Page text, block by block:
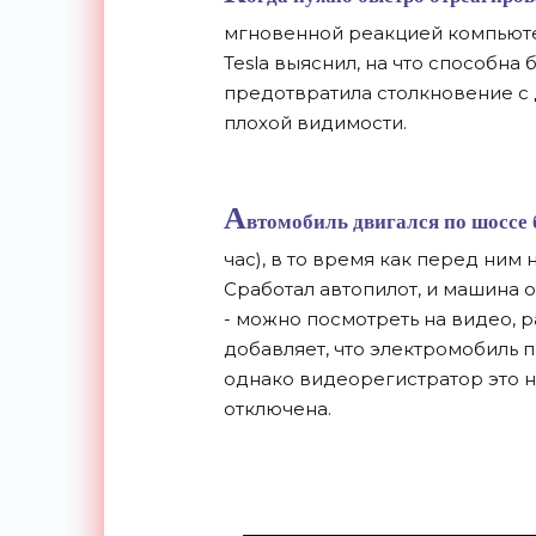
мгновенной реакцией
Tesla выяснил, на что способна
предотвратила столкновение
плохой видимости.
Автомобиль двигался по
час), в то время как перед
Сработал автопилот, и машина
- можно посмотреть на видео,
добавляет, что
однако видеорегистратор это
отключена.